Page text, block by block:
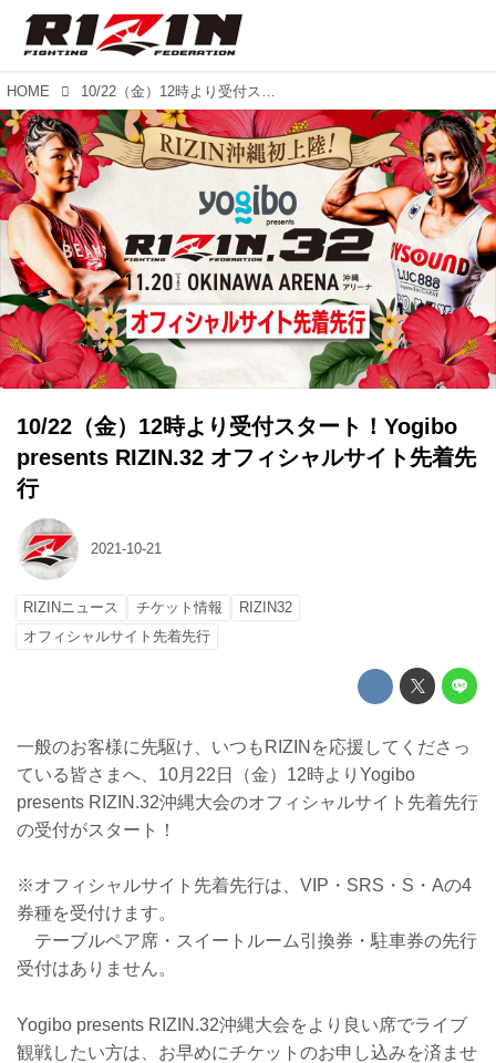
HOME 10/22（金）12時より受付スタート！Yogibo presents RIZIN.32 オフィシャルサイト先着先行
10/22（金）12時より受付スタート！Yogibo
presents RIZIN.32 オフィシャルサイト先着先
行
2021-10-21
RIZINニュース チケット情報
RIZIN32
オフィシャルサイト先着先行
一般のお客様に先駆け、いつもRIZINを応援してくださっ
ている皆さまへ、10月22日（金）12時よりYogibo
presents RIZIN.32沖縄大会のオフィシャルサイト先着先行
の受付がスタート！
※オフィシャルサイト先着先行は、VIP・SRS・S・Aの4
券種を受付けます。
テーブルペア席・スイートルーム引換券・駐車券の先行
受付はありません。
Yogibo presents RIZIN.32沖縄大会をより良い席でライブ
観戦したい方は、お早めにチケットのお申し込みを済ませ